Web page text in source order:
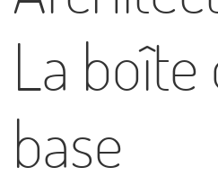
La boîte
base